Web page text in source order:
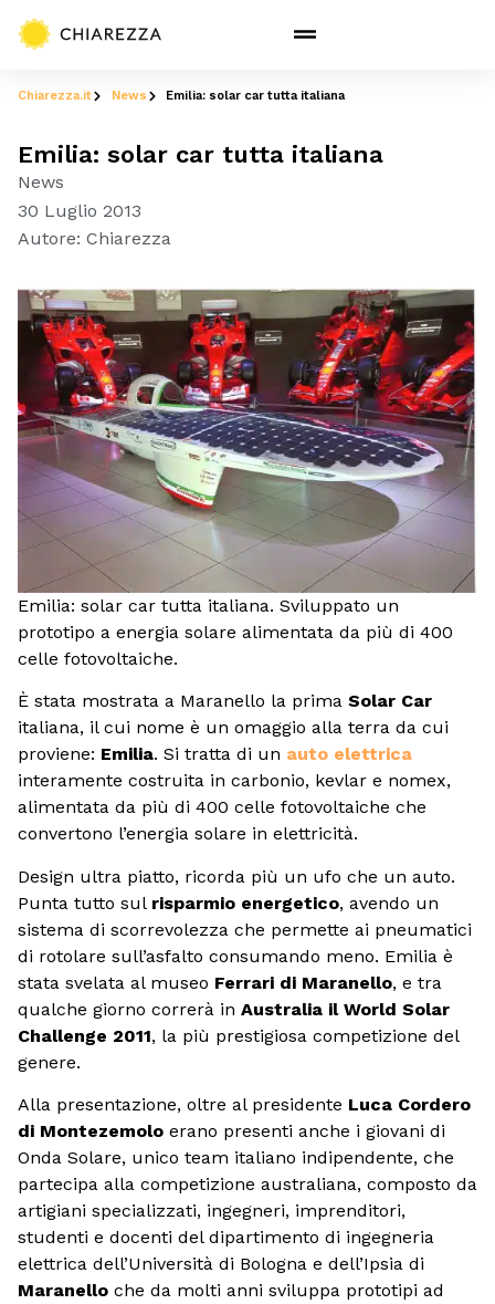
Chiarezza.it News Emilia: solar car tutta italiana
Emilia: solar car tutta italiana
News
30 Luglio 2013
Autore: Chiarezza
Emilia: solar car tutta italiana. Sviluppato un
prototipo a energia solare alimentata da più di 400
celle fotovoltaiche.
È stata mostrata a Maranello la prima Solar Car
italiana, il cui nome è un omaggio alla terra da cui
proviene: Emilia. Si tratta di un auto elettrica
interamente costruita in carbonio, kevlar e nomex,
alimentata da più di 400 celle fotovoltaiche che
convertono l’energia solare in elettricità.
Design ultra piatto, ricorda più un ufo che un auto.
Punta tutto sul risparmio energetico, avendo un
sistema di scorrevolezza che permette ai pneumatici
di rotolare sull’asfalto consumando meno. Emilia è
stata svelata al museo Ferrari di Maranello, e tra
qualche giorno correrà in Australia il World Solar
Challenge 2011, la più prestigiosa competizione del
genere.
Alla presentazione, oltre al presidente Luca Cordero
di Montezemolo erano presenti anche i giovani di
Onda Solare, unico team italiano indipendente, che
partecipa alla competizione australiana, composto da
artigiani specializzati, ingegneri, imprenditori,
studenti e docenti del dipartimento di ingegneria
elettrica dell’Università di Bologna e dell’Ipsia di
Maranello che da molti anni sviluppa prototipi ad